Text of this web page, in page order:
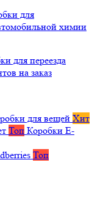
для
химии
для переезда
на заказ
для вещей Хит
Топ Коробки E-
Топ